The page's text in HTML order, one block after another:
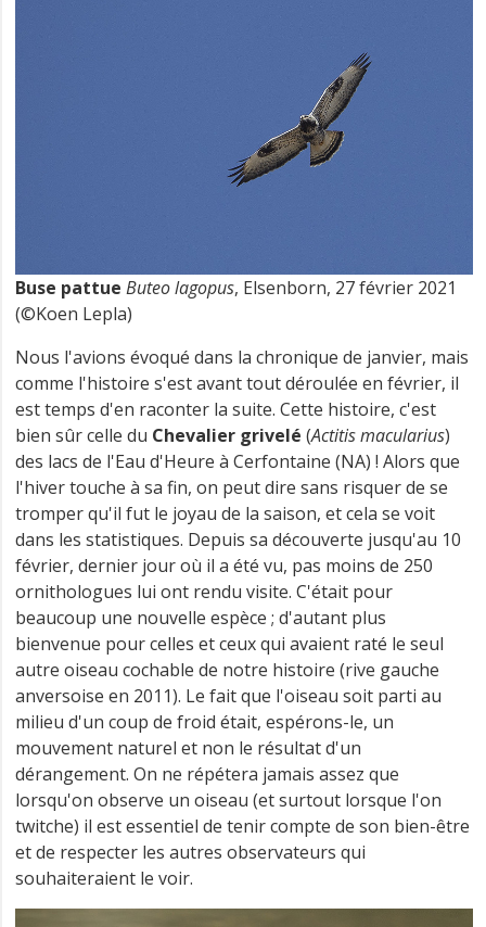
Buse pattue Buteo lagopus, Elsenborn, 27 février 2021
(©Koen Lepla)
Nous l'avions évoqué dans la chronique de janvier, mais
comme l'histoire s'est avant tout déroulée en février, il
est temps d'en raconter la suite. Cette histoire, c'est
bien sûr celle du Chevalier grivelé (Actitis macularius)
des lacs de l'Eau d'Heure à Cerfontaine (NA) ! Alors que
l'hiver touche à sa fin, on peut dire sans risquer de se
tromper qu'il fut le joyau de la saison, et cela se voit
dans les statistiques. Depuis sa découverte jusqu'au 10
février, dernier jour où il a été vu, pas moins de 250
ornithologues lui ont rendu visite. C'était pour
beaucoup une nouvelle espèce ; d'autant plus
bienvenue pour celles et ceux qui avaient raté le seul
autre oiseau cochable de notre histoire (rive gauche
anversoise en 2011). Le fait que l'oiseau soit parti au
milieu d'un coup de froid était, espérons-le, un
mouvement naturel et non le résultat d'un
dérangement. On ne répétera jamais assez que
lorsqu'on observe un oiseau (et surtout lorsque l'on
twitche) il est essentiel de tenir compte de son bien-être
et de respecter les autres observateurs qui
souhaiteraient le voir.